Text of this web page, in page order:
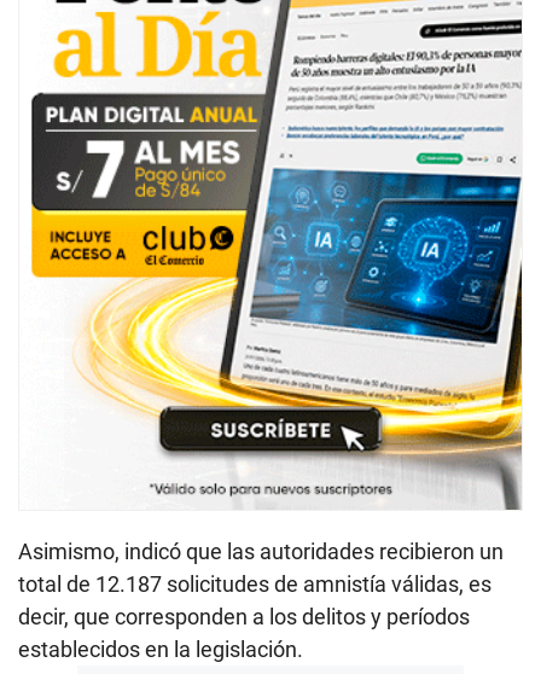
Asimismo, indicó que las autoridades recibieron un
total de 12.187 solicitudes de amnistía válidas, es
decir, que corresponden a los delitos y períodos
establecidos en la legislación.